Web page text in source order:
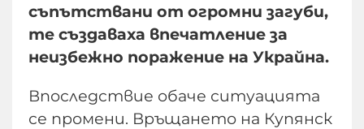
съпътствани от огромни загуби,
те създаваха впечатление за
неизбежно поражение на Украйна.
Впоследствие обаче ситуацията
се промени. Връщането на Купянск